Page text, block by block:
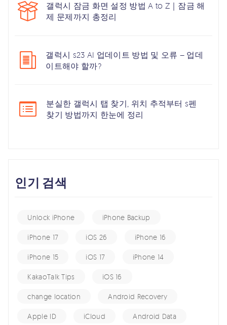
갤럭시 잠금 화면 설정 방법 A to Z｜잠금 해
제 문제까지 총정리
갤럭시 s23 AI 업데이트 방법 및 오류 – 업데
이트해야 할까?
분실한 갤럭시 탭 찾기, 위치 추적부터 s펜
찾기 방법까지 한눈에 정리
인기 검색
Unlock iPhone iPhone Backup
iPhone 17 iOS 26 iPhone 16
iPhone 15 iOS 17 iPhone 14
KakaoTalk Tips iOS 16
change location Android Recovery
Apple ID iCloud Android Data